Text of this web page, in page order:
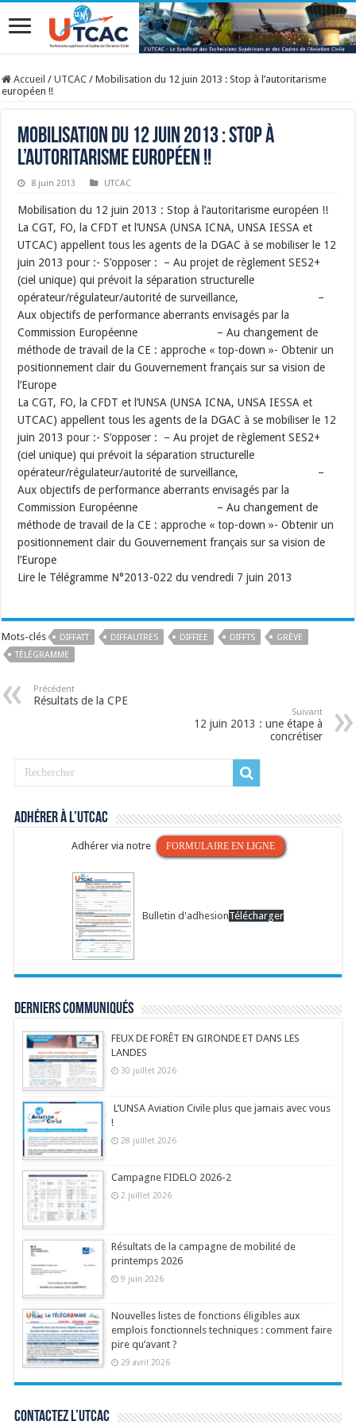
Accueil / UTCAC / Mobilisation du 12 juin 2013 : Stop à l’autoritarisme
européen !!
Mobilisation du 12 juin 2013 : Stop à
l’autoritarisme européen !!
8 juin 2013 UTCAC
Mobilisation du 12 juin 2013 : Stop à l’autoritarisme européen !!
La CGT, FO, la CFDT et l’UNSA (UNSA ICNA, UNSA IESSA et
UTCAC) appellent tous les agents de la DGAC à se mobiliser le 12
juin 2013 pour :- S’opposer : – Au projet de règlement SES2+
(ciel unique) qui prévoit la séparation structurelle
opérateur/régulateur/autorité de surveillance, –
Aux objectifs de performance aberrants envisagés par la
Commission Européenne – Au changement de
méthode de travail de la CE : approche « top-down »- Obtenir un
positionnement clair du Gouvernement français sur sa vision de
l’Europe
La CGT, FO, la CFDT et l’UNSA (UNSA ICNA, UNSA IESSA et
UTCAC) appellent tous les agents de la DGAC à se mobiliser le 12
juin 2013 pour :- S’opposer : – Au projet de règlement SES2+
(ciel unique) qui prévoit la séparation structurelle
opérateur/régulateur/autorité de surveillance, –
Aux objectifs de performance aberrants envisagés par la
Commission Européenne – Au changement de
méthode de travail de la CE : approche « top-down »- Obtenir un
positionnement clair du Gouvernement français sur sa vision de
l’Europe
Lire le Télégramme N°2013-022 du vendredi 7 juin 2013
Mots-clés DIFFATT DIFFAUTRES DIFFIEE DIFFTS
GRÈVE
TÉLÉGRAMME
Précédent
Résultats de la CPE
Suivant
12 juin 2013 : une étape à
concrétiser
Adhérer à l’UTCAC
Adhérer via notre FORMULAIRE EN LIGNE
Bulletin d'adhesionTélécharger
Derniers communiqués
FEUX DE FORÊT EN GIRONDE ET DANS LES
LANDES
30 juillet 2026
L’UNSA Aviation Civile plus que jamais avec vous
!
28 juillet 2026
Campagne FIDELO 2026-2
2 juillet 2026
Résultats de la campagne de mobilité de
printemps 2026
9 juin 2026
Nouvelles listes de fonctions éligibles aux
emplois fonctionnels techniques : comment faire
pire qu’avant ?
29 avril 2026
Contactez l’UTCAC